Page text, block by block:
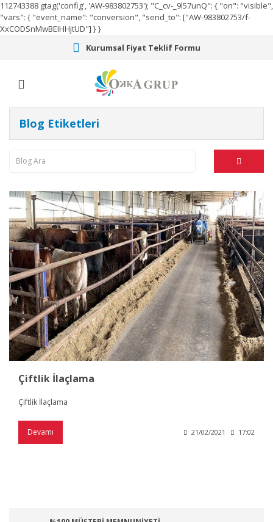
112743388 gtag('config', 'AW-983802753'); "C_cv-_9l57unQ": { "on": "visible",
"vars": { "event_name": "conversion", "send_to": ["AW-983802753/f-
XxCODSnMwBEIHHjtUD"] } }
Kurumsal Fiyat Teklif Formu
Blog Etiketleri
Çiftlik İlaçlama
Çiftlik İlaçlama
Devamı 21/02/2021 17:02